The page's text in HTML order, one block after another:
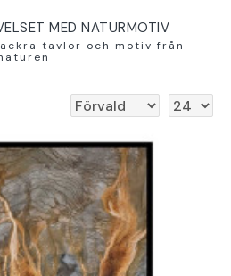
MED NATURMOTIV
tavlor och motiv från